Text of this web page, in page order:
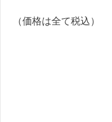
（価格は全て税込）